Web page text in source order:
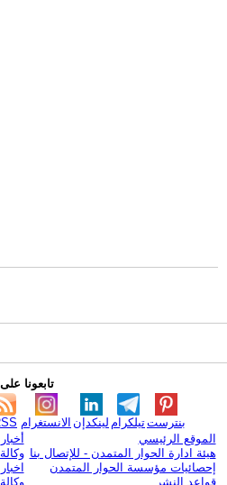
تابعونا
الانستغرام لينكدإن تيلكرامبنترست
الموقع الرئيسي
هيئة ادارة الحوار المتمدن - للإتصال بنا
إحصائيات مؤسسة الحوار المتمدن
قواعد النشر